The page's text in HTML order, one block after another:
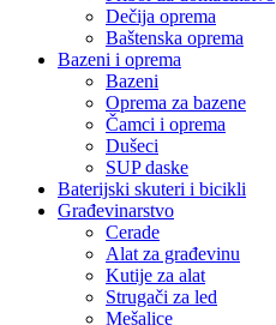
Dečija oprema
Baštenska oprema
Bazeni i oprema
Bazeni
Oprema za bazene
Čamci i oprema
Dušeci
SUP daske
Baterijski skuteri i bicikli
Građevinarstvo
Cerade
Alat za građevinu
Kutije za alat
Strugači za led
Mešalice